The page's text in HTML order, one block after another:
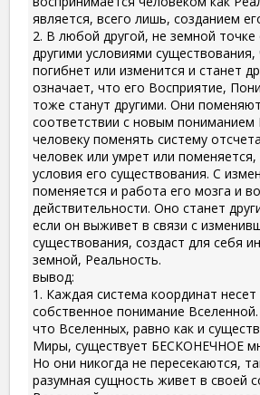
является, всего лишь, созданием
2. В любой другой, не земной точке
другими условиями существования,
погибнет или изменится и станет
означает, что его Восприятие,
тоже станут другими. Они
соответствии с новым
человеку поменять систему
человек или умрет или поменяется,
условия его существования. С
поменяется и работа его мозга и
действительности. Оно станет
если он выживет в связи с
существования, создаст для себя
земной, Реальность.
вывод:
1. Каждая система координат несет
собственное понимание
что Вселенных, равно как и
Миры, существует БЕСКОНЕЧНОЕ
Но они никогда не пересекаются,
разумная сущность живет в своей